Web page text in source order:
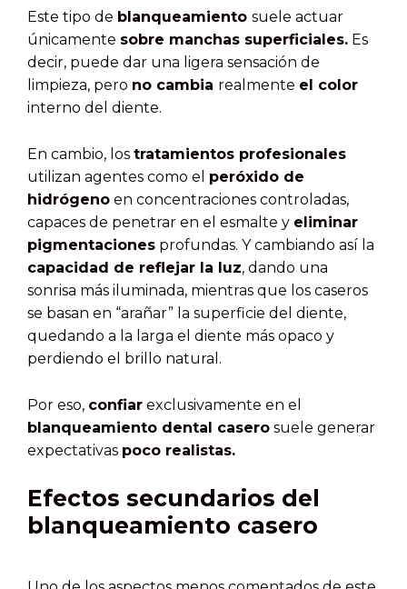
Este tipo de blanqueamiento suele actuar
únicamente sobre manchas superficiales. Es
decir, puede dar una ligera sensación de
limpieza, pero no cambia realmente el color
interno del diente.
En cambio, los tratamientos profesionales
utilizan agentes como el peróxido de
hidrógeno en concentraciones controladas,
capaces de penetrar en el esmalte y eliminar
pigmentaciones profundas. Y cambiando así la
capacidad de reflejar la luz, dando una
sonrisa más iluminada, mientras que los caseros
se basan en “arañar” la superficie del diente,
quedando a la larga el diente más opaco y
perdiendo el brillo natural.
Por eso, confiar exclusivamente en el
blanqueamiento dental casero suele generar
expectativas poco realistas.
Efectos secundarios del
blanqueamiento casero